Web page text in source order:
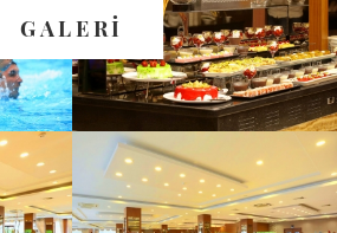
GALERİ